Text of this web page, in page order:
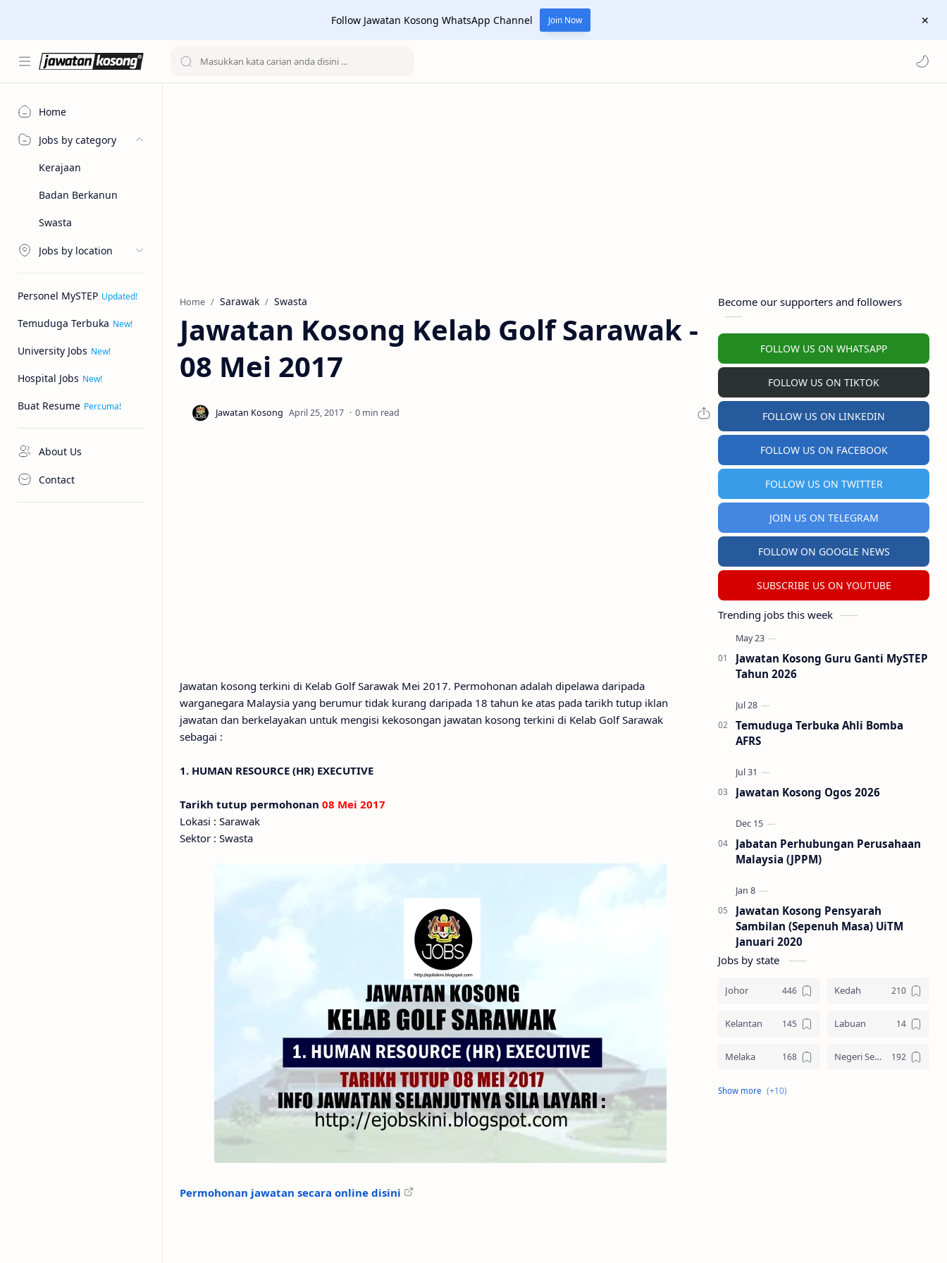
Follow Jawatan Kosong WhatsApp Channel Join Now
Home
Jobs by category
Kerajaan
Badan Berkanun
Swasta
Jobs by location
Personel MySTEP
Temuduga Terbuka
University Jobs
Hospital Jobs
Buat Resume
About Us
Contact
Home Sarawak Swasta
Jawatan Kosong Kelab Golf Sarawak -
08 Mei 2017
0 min read
Jawatan kosong terkini di Kelab Golf Sarawak Mei 2017. Permohonan adalah dipelawa daripada
warganegara Malaysia yang berumur tidak kurang daripada 18 tahun ke atas pada tarikh tutup iklan
jawatan dan berkelayakan untuk mengisi kekosongan jawatan kosong terkini di Kelab Golf Sarawak
sebagai :
1. HUMAN RESOURCE (HR) EXECUTIVE
Tarikh tutup permohonan 08 Mei 2017
Lokasi : Sarawak
Sektor : Swasta
Permohonan jawatan secara online disini
Become our supporters and followers
FOLLOW US ON WHATSAPP
FOLLOW US ON TIKTOK
FOLLOW US ON LINKEDIN
FOLLOW US ON FACEBOOK
FOLLOW US ON TWITTER
JOIN US ON TELEGRAM
FOLLOW ON GOOGLE NEWS
SUBSCRIBE US ON YOUTUBE
Trending jobs this week
Jawatan Kosong Guru Ganti MySTEP
Tahun 2026
Temuduga Terbuka Ahli Bomba
AFRS
Jawatan Kosong Ogos 2026
Jabatan Perhubungan Perusahaan
Malaysia (JPPM)
Jawatan Kosong Pensyarah
Sambilan (Sepenuh Masa) UiTM
Januari 2020
Jobs by state
Johor Kedah
Kelantan Labuan
Melaka Negeri Sembilan
Pahang